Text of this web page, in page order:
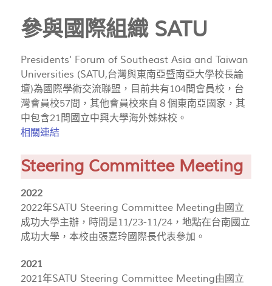
參與國際組織 SATU
Presidents' Forum of Southeast Asia and Taiwan
Universities (SATU,台灣與東南亞暨南亞大學校長論
壇)為國際學術交流聯盟，目前共有104間會員校，台
灣會員校57間，其他會員校來自８個東南亞國家，其
中包含21間國立中興大學海外姊妹校。
相關連結
Steering Committee Meeting
2022
2022年SATU Steering Committee Meeting由國立
成功大學主辦，時間是11/23-11/24，地點在台南國立
成功大學，本校由張嘉玲國際長代表參加。
2021
2021年SATU Steering Committee Meeting由國立